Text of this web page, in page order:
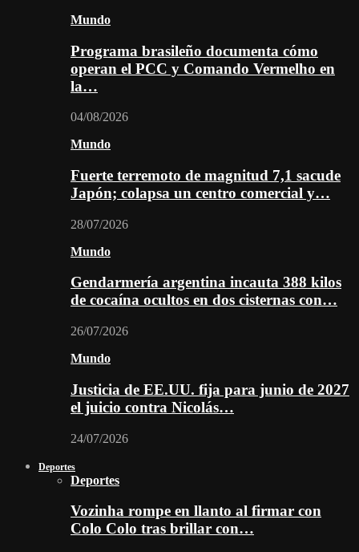
Mundo
Programa brasileño documenta cómo
operan el PCC y Comando Vermelho en
la…
04/08/2026
Mundo
Fuerte terremoto de magnitud 7,1 sacude
Japón; colapsa un centro comercial y…
28/07/2026
Mundo
Gendarmería argentina incauta 388 kilos
de cocaína ocultos en dos cisternas con…
26/07/2026
Mundo
Justicia de EE.UU. fija para junio de 2027
el juicio contra Nicolás…
24/07/2026
Deportes
Deportes
Vozinha rompe en llanto al firmar con
Colo Colo tras brillar con…